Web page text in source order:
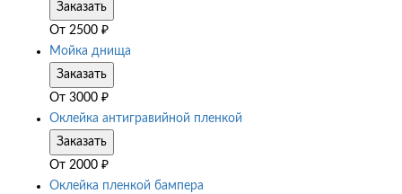
Заказать
От 2500 ₽
Мойка днища
Заказать
От 3000 ₽
Оклейка антигравийной пленкой
Заказать
От 2000 ₽
Оклейка пленкой бампера